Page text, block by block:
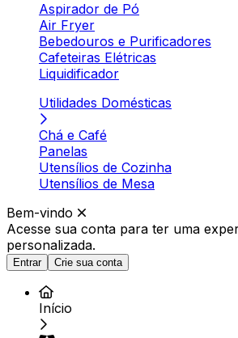
Aspirador de Pó
Air Fryer
Bebedouros e Purificadores
Cafeteiras Elétricas
Liquidificador
Utilidades Domésticas
Chá e Café
Panelas
Utensílios de Cozinha
Utensílios de Mesa
Bem-vindo
Acesse sua conta para ter uma
personalizada.
Entrar Crie sua conta
Início